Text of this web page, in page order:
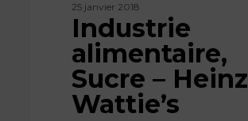
25 janvier 2018
Industrie
alimentaire,
Sucre – Heinz
Wattie’s